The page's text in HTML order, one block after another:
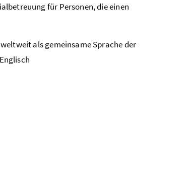
für Personen, die einen
als gemeinsame Sprache der